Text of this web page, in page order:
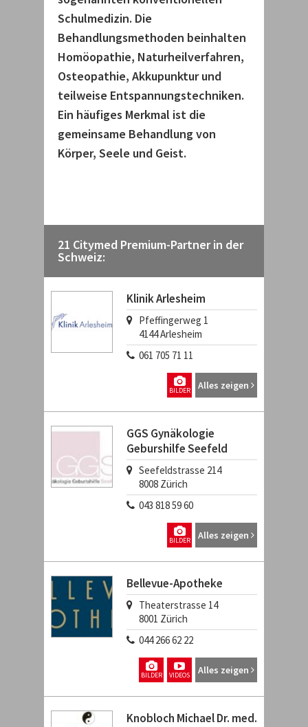
Schulmedizin. Die
Behandlungsmethoden beinhalten
Homöopathie, Naturheilverfahren,
Osteopathie, Akkupunktur und
teilweise Entspannungstechniken.
Ein häufiges Merkmal ist die
gemeinsame Behandlung von
Körper, Seele und Geist.
21 Citymed Premium-Partner in der
Schweiz:
Klinik Arlesheim
Pfeffingerweg 1
4144Arlesheim
061 705 71 11
Alles zeigen
BILDER
GGS Gynäkologie
Geburshilfe Seefeld
Seefeldstrasse 214
8008 Zürich
043 818 59 60
Alles zeigen
BILDER
Bellevue-Apotheke
Theaterstrasse 14
8001 Zürich
044 266 62 22
Alles zeigen
VIDEOS
BILDER
Knobloch Michael Dr. med.